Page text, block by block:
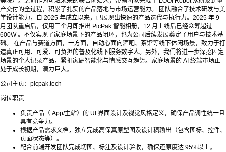
产交付的全过程，积累了扎实的产品落地与市场运营能力。 团队融合了技术研发与美
学设计能力，自 2025 年成立以来，已展现出快速的产品迭代与执行力。2025 年 9
月团队重启后，仅用三个月即推出 PicPak 智能相册，12 月上线后已经众筹超过
600W 。不仅实现了家庭场景下的产品闭环，也为公司后续发展奠定了用户与技术基
础。 在产品与赛道方面，一方面，自动心面向酒吧、茶馆等线下休闲场景，致力于打
造真正可用、可爱、可负担的普及化线下服务数字人。另外，我们将进一步深挖固定
场景的个人记录产品，紧扣家庭智能化与情感交互趋势。家庭场景的 AI 终端市场正
处于成长初期，潜力巨大。
公司主页：picpak.tech
岗位职责
负责产品（ App/主站）的 UI 界面设计及视觉风格定义，确保产品调性统一且
具有竞争力。
根据产品需求文档，独立完成高保真原型图及设计稿输出（包含图标、控件、
页面状态等）。
配合前端开发团队完成切图、标注及设计验收，确保还原度达 95%以上。